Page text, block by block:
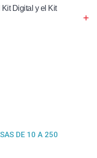
Digital y el Kit
DE 10 A 250